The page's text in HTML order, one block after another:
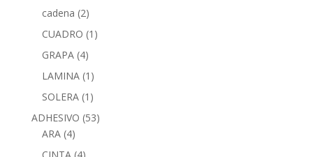
cadena (2)
CUADRO (1)
GRAPA (4)
LAMINA (1)
SOLERA (1)
ADHESIVO (53)
ARA (4)
CINTA (4)